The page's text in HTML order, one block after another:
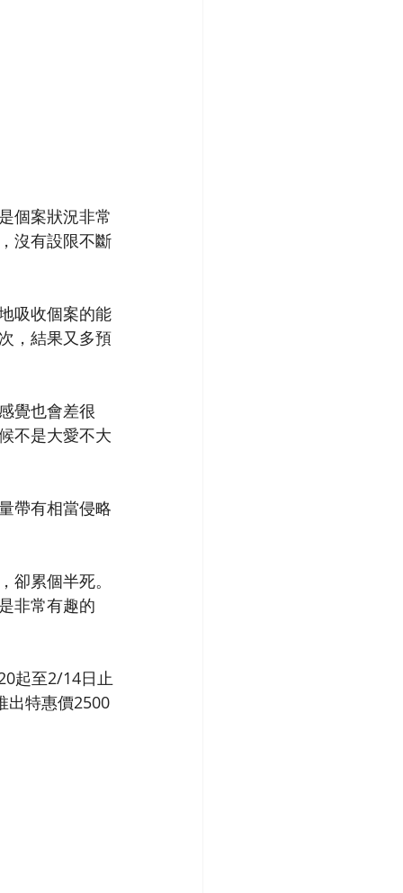
個案狀況非常
沒有設限不斷
吸收個案的能
，結果又多預
覺也會差很
不是大愛不大
帶有相當侵略
累個半死。
非常有趣的
起至2/14日止
出特惠價2500